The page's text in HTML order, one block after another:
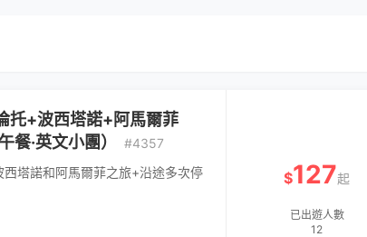
托+波西塔諾+阿馬爾菲
餐·英文小團）
#4357
西塔諾和阿馬爾菲之旅+沿途多次停
$127起
已出遊人數
12